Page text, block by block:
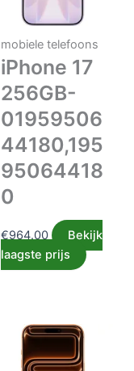
mobiele telefoons
iPhone 17
256GB-
01959506
44180,195
95064418
0
€964.00
Bekijk
laagste prijs